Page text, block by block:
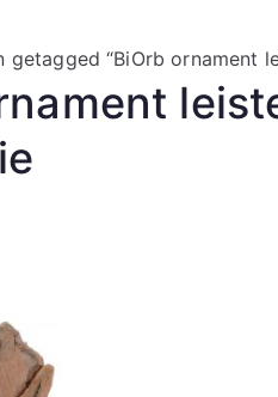
getagged “BiOrb ornament